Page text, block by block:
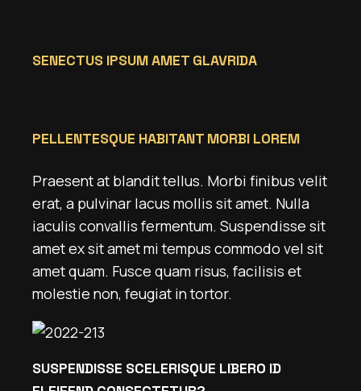
SENECTUS IPSUM AMET GLAVRIDA
PELLENTESQUE HABITANT MORBI LOREM
Praesent at blandit tellus. Morbi finibus velit
erat, a pulvinar lacus mollis sit amet. Nulla
iaculis convallis fermentum. Suspendisse sit
amet ex sit amet mi tempus commodo vel sit
amet quam. Fusce quam risus, facilisis et
molestie non, feugiat in tortor.
SUSPENDISSE SCELERISQUE LIBERO ID